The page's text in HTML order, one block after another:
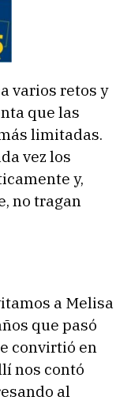
varios retos y
que las
limitadas.
vez los
y,
no tragan
a Melisa
que pasó
convirtió en
nos contó
al